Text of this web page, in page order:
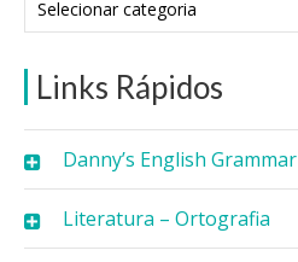
Links Rápidos
Danny’s English Grammar
Literatura – Ortografia